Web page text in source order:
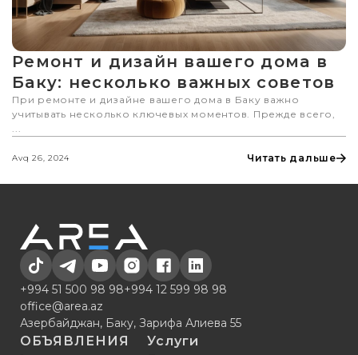
Ремонт и дизайн вашего дома в
Баку: несколько важных советов
При ремонте и дизайне вашего дома в Баку важно
учитывать несколько ключевых моментов. Прежде всего,
Avq 26, 2024 Читать дальше
+994 51 500 98 98+994 12 599 98 98
office@area.az
Азербайджан, Баку, Зарифа Алиева 55
ОБЪЯВЛЕНИЯ Услуги